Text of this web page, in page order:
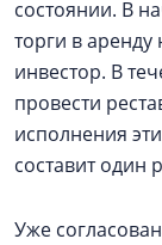
состоянии. В
торги в
инвестор. В
провести
исполнения
составит один
Уже